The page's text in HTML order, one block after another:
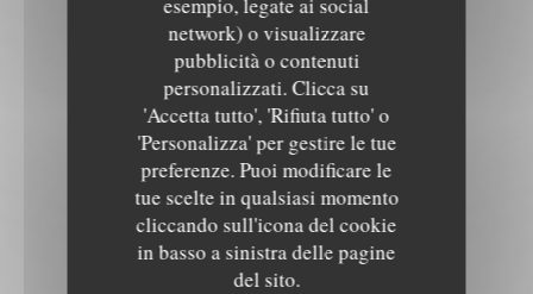
network) o visualizzare
pubblicità o contenuti
personalizzati. Clicca su
'Accetta tutto', 'Rifiuta tutto' o
'Personalizza' per gestire le tue
preferenze. Puoi modificare le
tue scelte in qualsiasi momento
cliccando sull'icona del cookie
in basso a sinistra delle pagine
del sito.